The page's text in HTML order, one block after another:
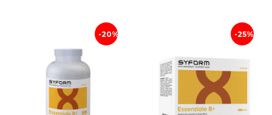
20% 25%